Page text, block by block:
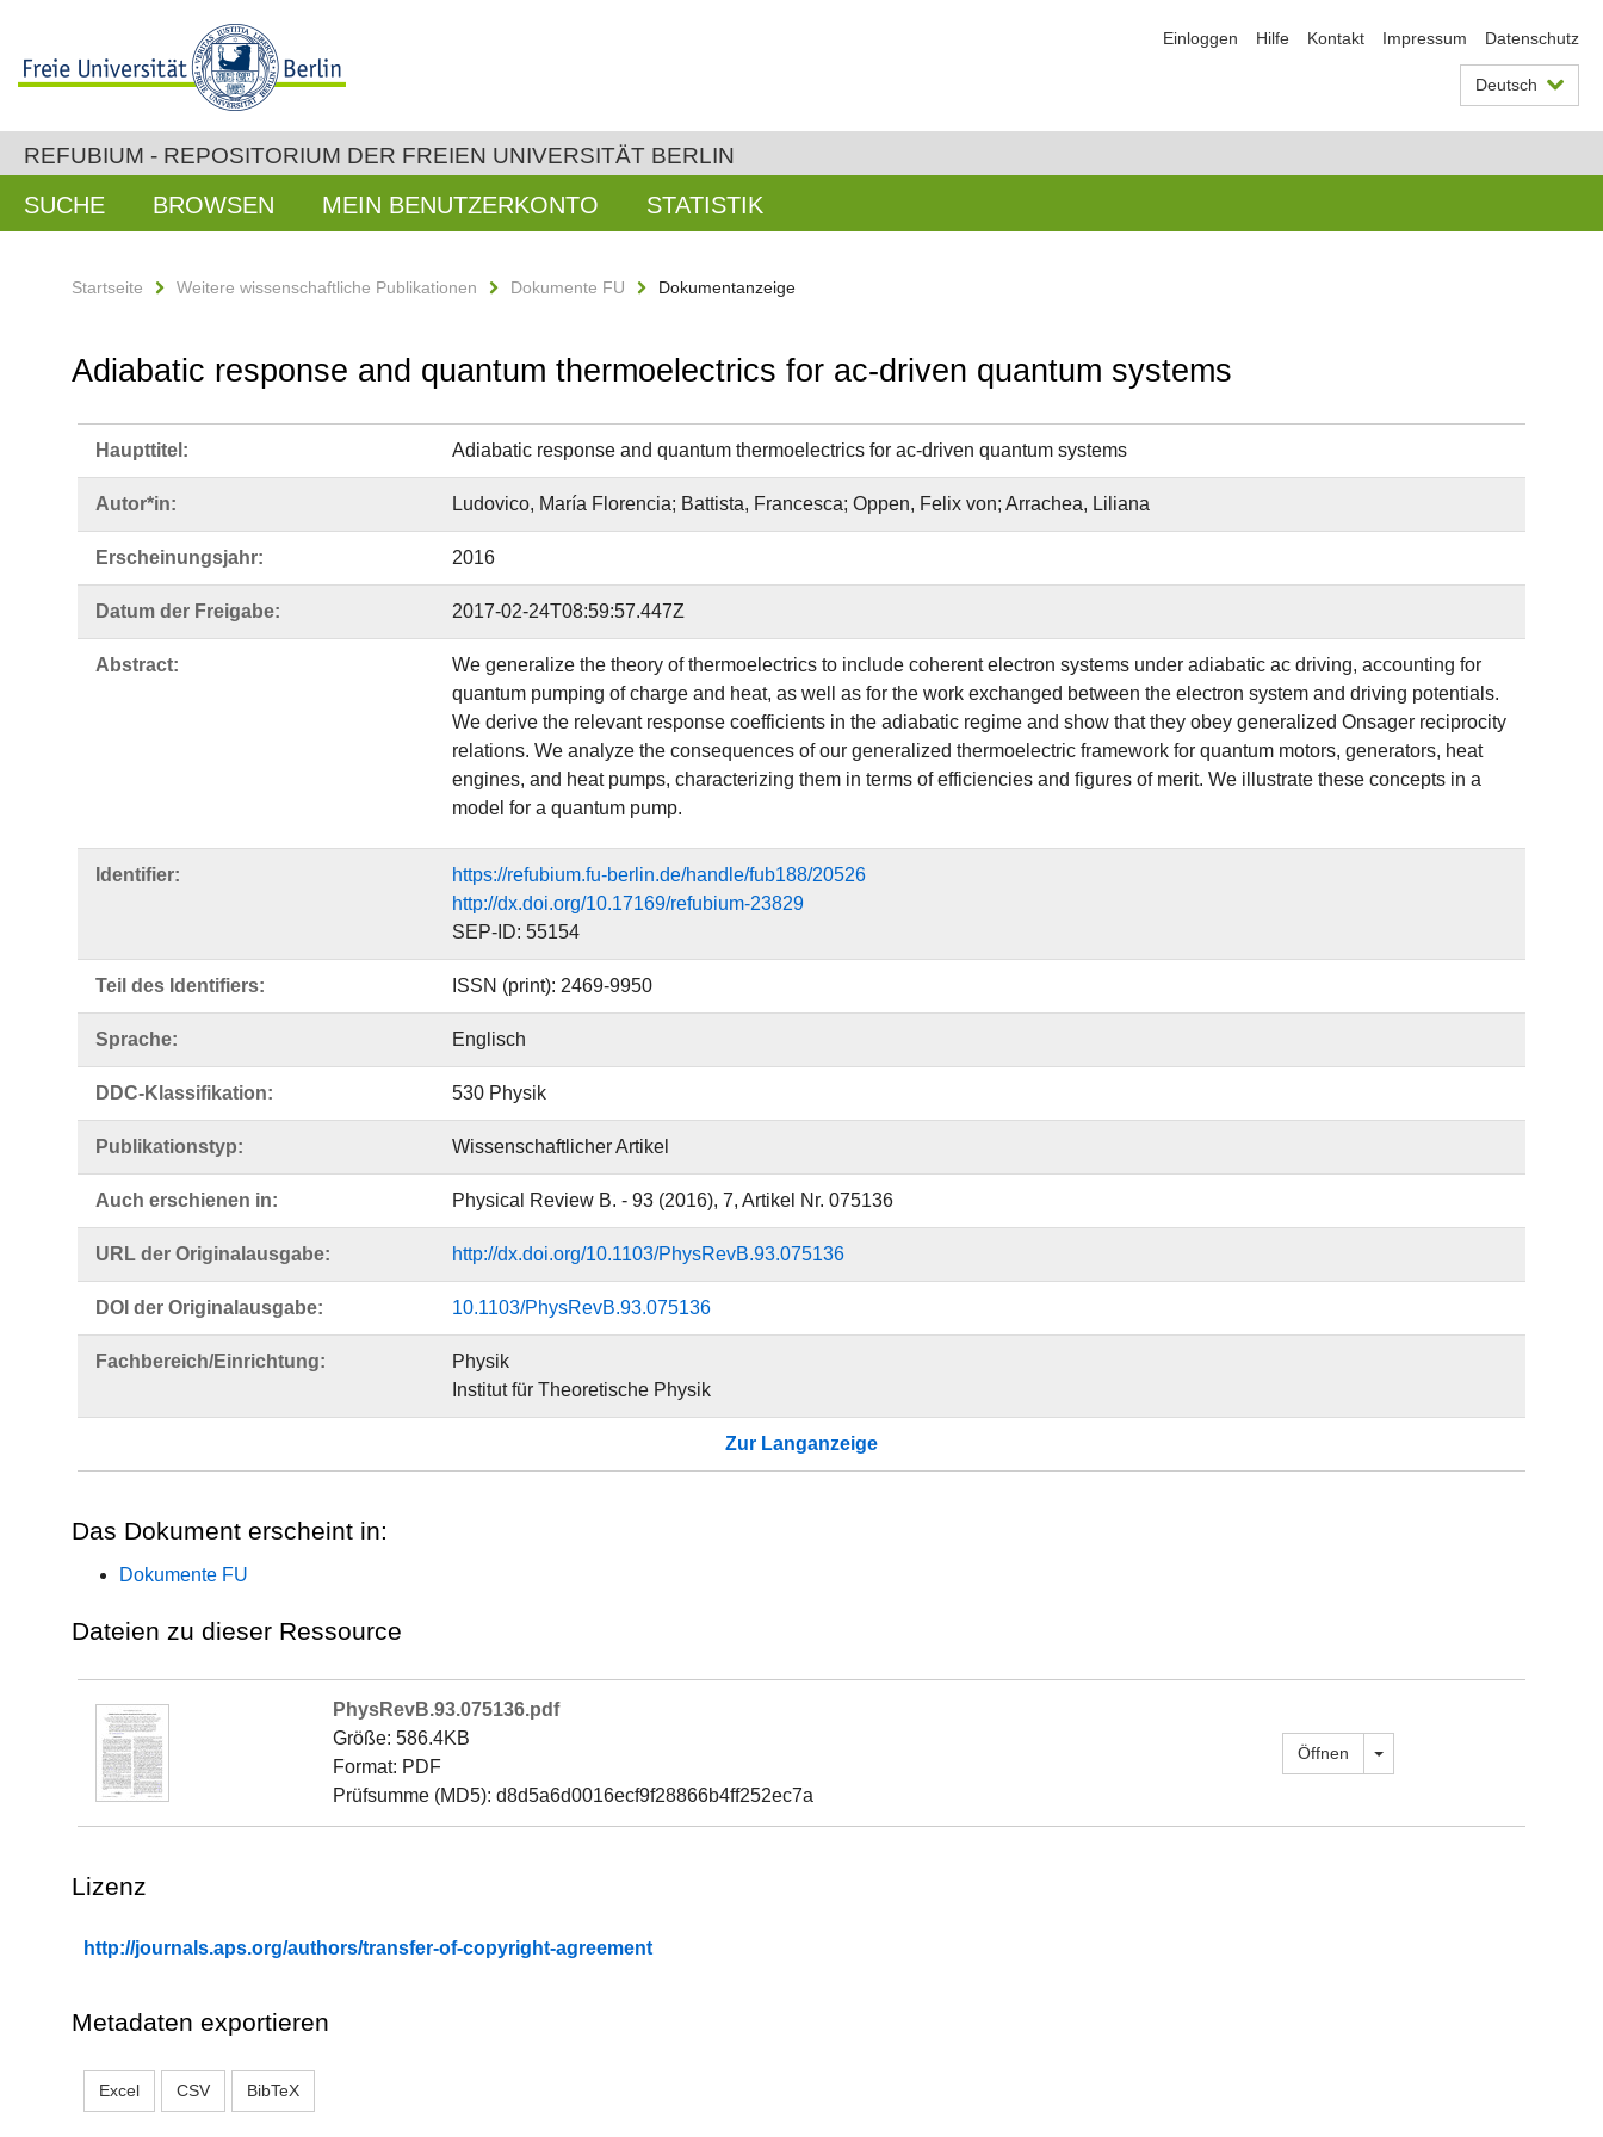
Einloggen Hilfe Kontakt Impressum Datenschutz
Deutsch
REFUBIUM - REPOSITORIUM DER FREIEN UNIVERSITÄT BERLIN
SUCHE BROWSEN MEIN BENUTZERKONTO STATISTIK
Startseite Weitere wissenschaftliche Publikationen Dokumente FU Dokumentanzeige
Adiabatic response and quantum thermoelectrics for ac-driven quantum systems
Haupttitel: Adiabatic response and quantum thermoelectrics for ac-driven quantum systems
Autor*in: Ludovico, María Florencia; Battista, Francesca; Oppen, Felix von; Arrachea, Liliana
Erscheinungsjahr: 2016
Datum der Freigabe: 2017-02-24T08:59:57.447Z
Abstract:
We generalize the theory of thermoelectrics to include coherent electron systems under adiabatic ac driving, accounting for
quantum pumping of charge and heat, as well as for the work exchanged between the electron system and driving potentials.
We derive the relevant response coefficients in the adiabatic regime and show that they obey generalized Onsager reciprocity
relations. We analyze the consequences of our generalized thermoelectric framework for quantum motors, generators, heat
engines, and heat pumps, characterizing them in terms of efficiencies and figures of merit. We illustrate these concepts in a
model for a quantum pump.
Identifier:
https://refubium.fu-berlin.de/handle/fub188/20526
http://dx.doi.org/10.17169/refubium-23829
SEP-ID: 55154
Teil des Identifiers: ISSN (print): 2469-9950
Sprache: Englisch
DDC-Klassifikation: 530 Physik
Publikationstyp: Wissenschaftlicher Artikel
Auch erschienen in: Physical Review B. - 93 (2016), 7, Artikel Nr. 075136
URL der Originalausgabe: http://dx.doi.org/10.1103/PhysRevB.93.075136
DOI der Originalausgabe: 10.1103/PhysRevB.93.075136
Fachbereich/Einrichtung:
Physik
Institut für Theoretische Physik
Zur Langanzeige
Das Dokument erscheint in:
Dokumente FU
Dateien zu dieser Ressource
PhysRevB.93.075136.pdf
Größe: 586.4KB
Format: PDF
Prüfsumme (MD5): d8d5a6d0016ecf9f28866b4ff252ec7a
Öffnen Dropdown öffnen
Lizenz
http://journals.aps.org/authors/transfer-of-copyright-agreement
Metadaten exportieren
Excel CSV BibTeX